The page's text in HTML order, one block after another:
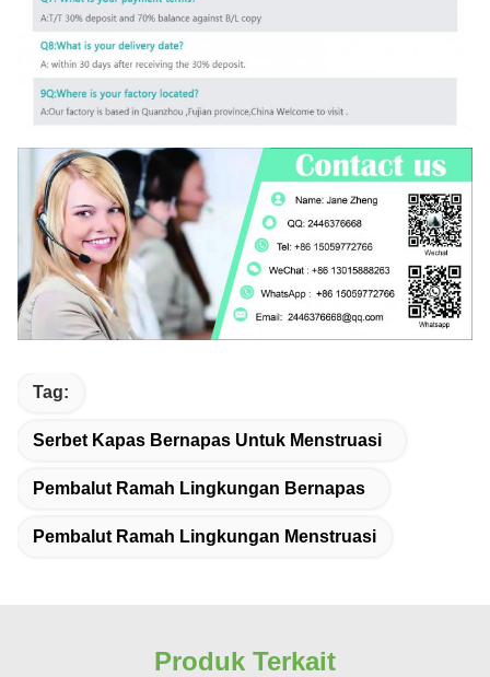
Tag:
Serbet Kapas Bernapas Untuk Menstruasi
Pembalut Ramah Lingkungan Bernapas
Pembalut Ramah Lingkungan Menstruasi
Produk Terkait